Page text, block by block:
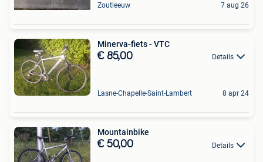
Zoutleeuw 7 aug 26
Minerva-fiets - VTC
€ 85,00 Details
Lasne-Chapelle-Saint-Lambert 8 apr 24
Mountainbike
€ 50,00 Details